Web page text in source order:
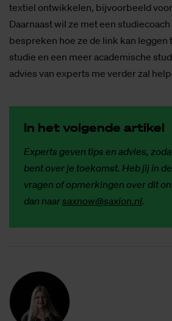
textiel ontwikkelen, bijvoorbeeld
Daarnaast wil ze met een studiecoach
bespreken hoe ze de link kan leggen
studie en een meer academische
advies van experts me verder zal
In het vol­gen­de ar­ti­kel
Experts geven tips en advies,
bent over je toekomst. Heb jij in
vragen of opmerkingen over dit
dan naarsaxnow@saxion.nl.